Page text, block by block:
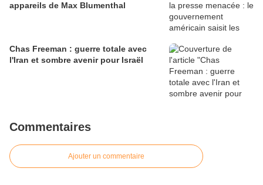
appareils de Max Blumenthal
Chas Freeman : guerre totale avec
l'Iran et sombre avenir pour Israël
Commentaires
Ajouter un commentaire